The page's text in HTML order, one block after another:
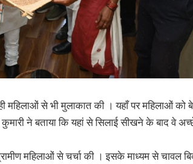
महिलाओं से भी मुलाकात की । यहाँ पर महिलाओं को
कुमारी ने बताया कि यहां से सिलाई सीखने के बाद वे
महिलाओं से चर्चा की । इसके माध्यम से चावल